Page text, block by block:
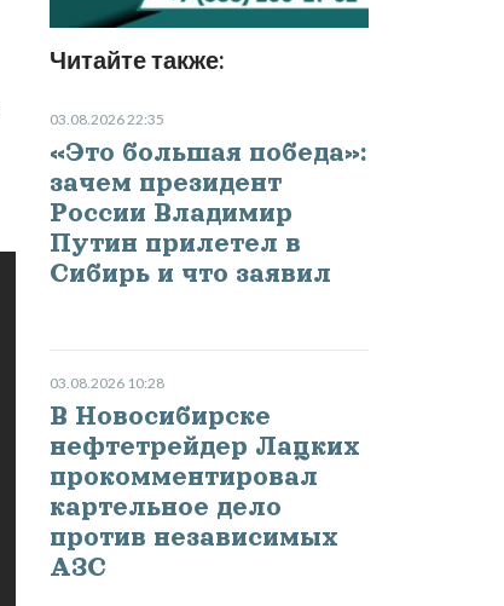
Читайте также:
03.08.2026 22:35
«Это большая победа»:
зачем президент
России Владимир
Путин прилетел в
Сибирь и что заявил
03.08.2026 10:28
В Новосибирске
нефтетрейдер Лацких
прокомментировал
картельное дело
против независимых
АЗС